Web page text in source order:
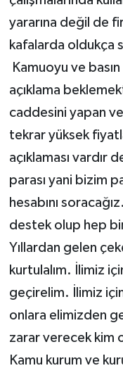
yararına değil de
kafalarda oldukça
Kamuoyu ve
açıklama
caddesini yapan
tekrar yüksek
açıklaması vardır
parası yani bizim
hesabını
destek olup hep
Yıllardan gelen
kurtulalım. İlimiz
geçirelim. İlimiz
onlara elimizden
zarar verecek kim
Kamu kurum ve